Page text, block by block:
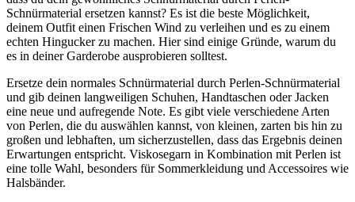
Schnürmaterial ersetzen kannst? Es ist die beste Möglichkeit,
deinem Outfit einen Frischen Wind zu verleihen und es zu einem
echten Hingucker zu machen. Hier sind einige Gründe, warum du
es in deiner Garderobe ausprobieren solltest.
Ersetze dein normales Schnürmaterial durch Perlen-Schnürmaterial
und gib deinen langweiligen Schuhen, Handtaschen oder Jacken
eine neue und aufregende Note. Es gibt viele verschiedene Arten
von Perlen, die du auswählen kannst, von kleinen, zarten bis hin zu
großen und lebhaften, um sicherzustellen, dass das Ergebnis deinen
Erwartungen entspricht. Viskosegarn in Kombination mit Perlen ist
eine tolle Wahl, besonders für Sommerkleidung und Accessoires wie
Halsbänder.